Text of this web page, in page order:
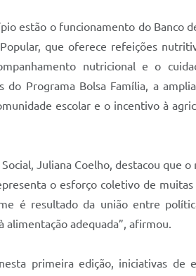
estão o funcionamento do Banco
que oferece refeições
nutricional e o
Programa Bolsa Família, a
escolar e o incentivo à
Juliana Coelho, destacou que
o esforço coletivo de
é resultado da união entre
adequada”, afirmou.
primeira edição, iniciativas